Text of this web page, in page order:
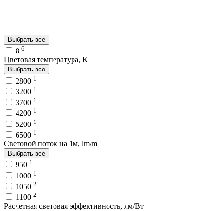
Выбрать все
8 6
Цветовая температура, K
Выбрать все
2800 1
3200 1
3700 1
4200 1
5200 1
6500 1
Световой поток на 1м, lm/m
Выбрать все
950 1
1000 1
1050 2
1100 2
Расчетная световая эффективность, лм/Вт